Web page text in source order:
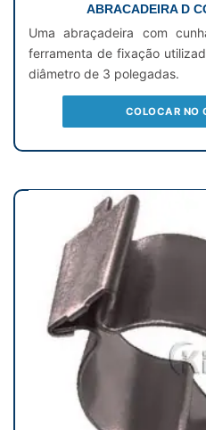
ABRACADEIRA D
Uma abraçadeira com
ferramenta de fixação
diâmetro de 3 polegadas.
COLOCAR NO